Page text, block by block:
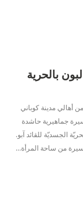
بالحرية
أهالي مدينة كوباني
جماهيرية حاشدة
الجسديّة للقائد آبو.
من ساحة المرأة…